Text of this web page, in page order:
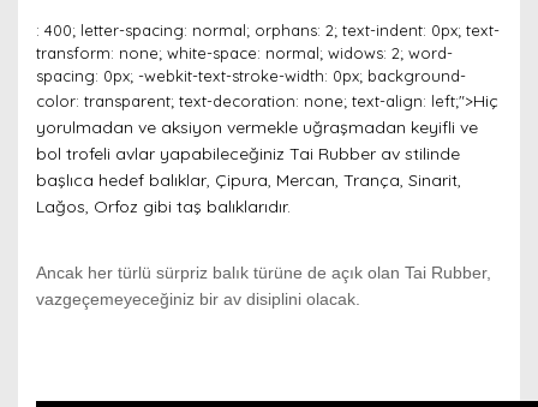
: 400; letter-spacing: normal; orphans: 2; text-indent: 0px; text-
transform: none; white-space: normal; widows: 2; word-
spacing: 0px; -webkit-text-stroke-width: 0px; background-
color: transparent; text-decoration: none; text-align: left;">Hiç
yorulmadan ve aksiyon vermekle uğraşmadan keyifli ve
bol trofeli avlar yapabileceğiniz Tai Rubber av stilinde
başlıca hedef balıklar, Çipura, Mercan, Trança, Sinarit,
Lağos, Orfoz gibi taş balıklarıdır.
Ancak her türlü sürpriz balık türüne de açık olan Tai Rubber,
vazgeçemeyeceğiniz bir av disiplini olacak.